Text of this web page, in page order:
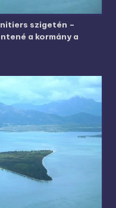
szigetén –
a kormány a